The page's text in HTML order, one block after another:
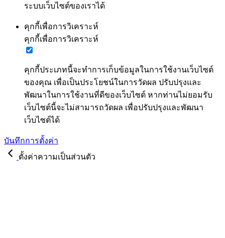
ระบบเว็บไซต์ของเราได้
คุกกี้เพื่อการวิเคราะห์
คุกกี้เพื่อการวิเคราะห์
คุกกี้ประเภทนี้จะทำการเก็บข้อมูลในการใช้งานเว็บไซต์
ของคุณ เพื่อเป็นประโยชน์ในการวัดผล ปรับปรุงและ
พัฒนาในการใช้งานที่ดีของเว็บไซต์ หากท่านไม่ยอมรับ
เว็บไซต์นี้จะไม่สามารถวัดผล เพื่อปรับปรุงและพัฒนา
เว็บไซต์ได้
บันทึกการตั้งค่า
ตั้งค่าความเป็นส่วนตัว